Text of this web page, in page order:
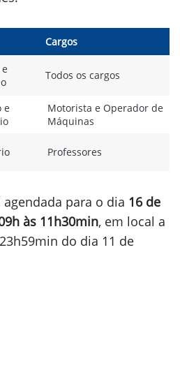
Cargos
Todos os cargos
e
Motorista e Operador de
Máquinas
Professores
para o dia 16 de
às 11h30min, em local a
do dia 11 de